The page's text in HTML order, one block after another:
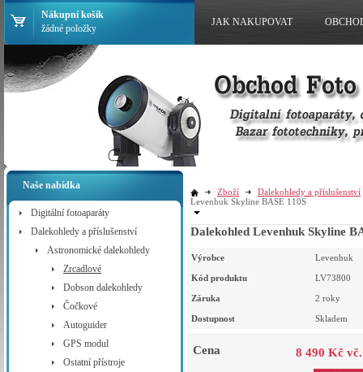
Naše nabídka
Digitální fotoaparáty
Dalekohledy a příslušenství
Astronomické dalekohledy
Zrcadlové
Dobson dalekohledy
Čočkové
Autoguider
GPS modul
Ostatní přístroje
Zboží
Dalekohledy a příslušenství
Levenhuk Skyline BASE 110S
Dalekohled Levenhuk Skyline
Výrobce Levenhuk
Kód produktu LV73800
Záruka 2 roky
Dostupnost Skladem
Cena 8 490 Kč
Nákupní košík
žádné položky
JAK NAKUPOVAT